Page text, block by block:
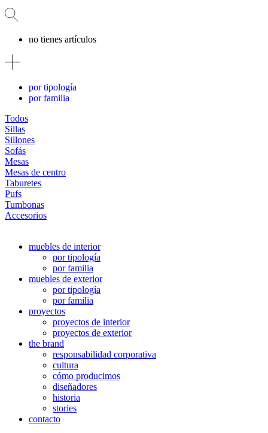
no tienes artículos
por tipología
por familia
Todos
Sillas
Sillones
Sofás
Mesas
Mesas de centro
Taburetes
Pufs
Tumbonas
Accesorios
muebles de interior
por tipología
por familia
muebles de exterior
por tipología
por familia
proyectos
proyectos de interior
proyectos de exterior
the brand
responsabilidad corporativa
cultura
cómo producimos
diseñadores
historia
stories
contacto